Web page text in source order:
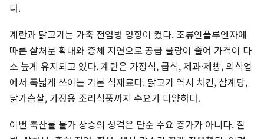
다.
계란과 닭고기는 가축 전염병 영향이 컸다. 조류인플루엔자에
따른 살처분 확대와 증체 지연으로 공급 물량이 줄어 가격이 다
소 높게 유지되고 있다. 계란은 가정식, 급식, 제과·제빵, 외식업
에서 폭넓게 쓰이는 기본 식재료다. 닭고기 역시 치킨, 삼계탕,
닭가슴살, 가정용 조리식품까지 수요가 다양하다.
이번 축산물 물가 상승의 성격은 단순 수요 증가가 아니다. 질